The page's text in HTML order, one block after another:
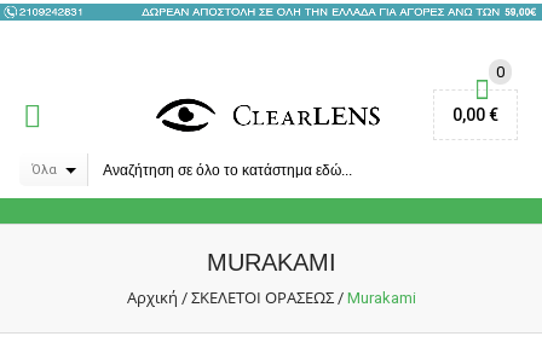
Όλα
0
0,00 €
MURAKAMI
Αρχική / ΣΚΕΛΕΤΟΙ ΟΡΑΣΕΩΣ / Murakami